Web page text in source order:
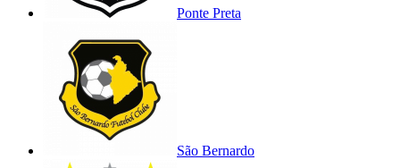
Ponte Preta
São Bernardo